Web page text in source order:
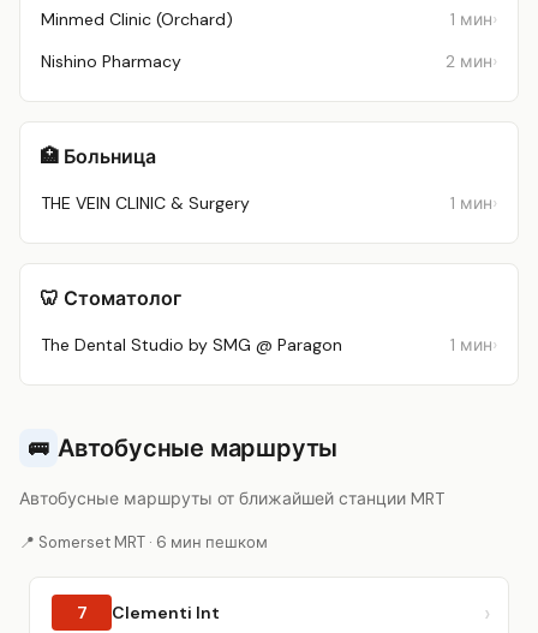
Minmed Clinic (Orchard)
1 мин
Nishino Pharmacy
2 мин
🏥 Больница
THE VEIN CLINIC & Surgery 1 мин
🦷 Стоматолог
The Dental Studio by SMG @ Paragon 1 мин
🚌 Автобусные маршруты
Автобусные маршруты от ближайшей станции MRT
📍 Somerset MRT · 6 мин пешком
7 Clementi Int